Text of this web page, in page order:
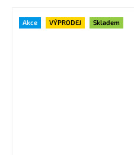
Akce VÝPRODEJ Skladem